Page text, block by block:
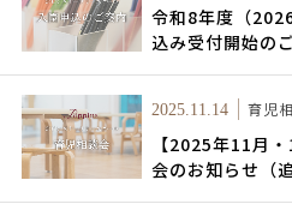
令和8年度（
込み受付開始の
2025.11.14 育児
【2025年11月
会のお知らせ（